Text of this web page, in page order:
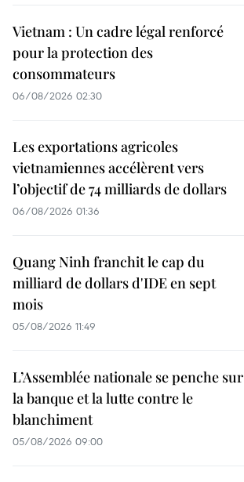
Vietnam : Un cadre légal renforcé
pour la protection des
consommateurs
06/08/2026 02:30
Les exportations agricoles
vietnamiennes accélèrent vers
l’objectif de 74 milliards de dollars
06/08/2026 01:36
Quang Ninh franchit le cap du
milliard de dollars d'IDE en sept
mois
05/08/2026 11:49
L’Assemblée nationale se penche sur
la banque et la lutte contre le
blanchiment
05/08/2026 09:00